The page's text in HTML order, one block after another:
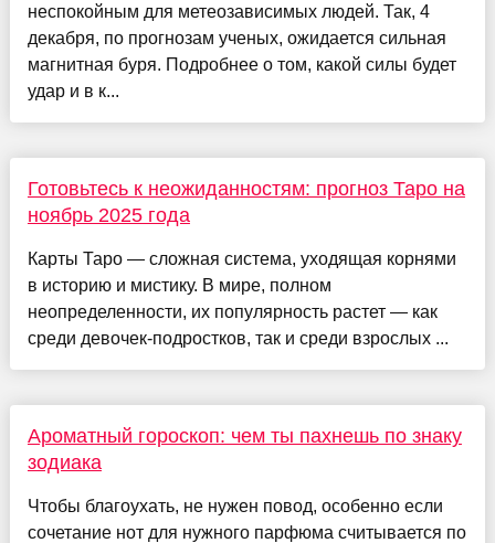
неспокойным для метеозависимых людей. Так, 4
декабря, по прогнозам ученых, ожидается сильная
магнитная буря. Подробнее о том, какой силы будет
удар и в к...
Готовьтесь к неожиданностям: прогноз Таро на
ноябрь 2025 года
Карты Таро — сложная система, уходящая корнями
в историю и мистику. В мире, полном
неопределенности, их популярность растет — как
среди девочек-подростков, так и среди взрослых ...
Ароматный гороскоп: чем ты пахнешь по знаку
зодиака
Чтобы благоухать, не нужен повод, особенно если
сочетание нот для нужного парфюма считывается по